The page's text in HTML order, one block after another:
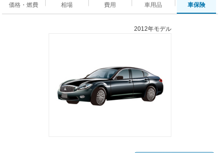
価格・燃費
相場
費用
車用品
車保険
2012年モデル